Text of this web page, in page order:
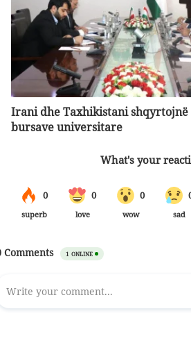
Irani dhe Taxhikistani
bursave universitare